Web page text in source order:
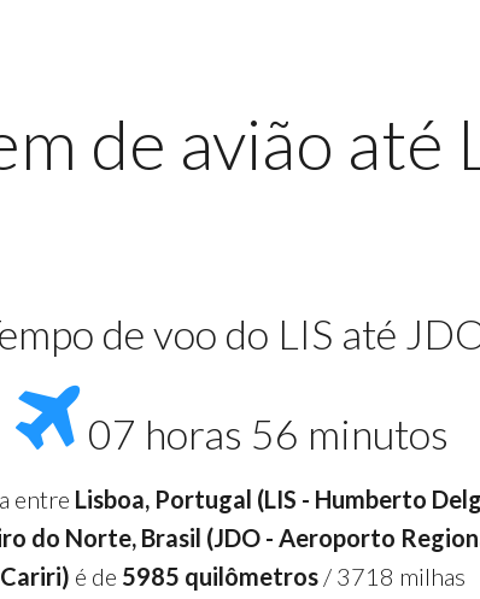
de avião até
de voo do LIS até
07 horas 56 minutos
entre Lisboa, Portugal (LIS - Humberto
do Norte, Brasil (JDO - Aeroporto
Cariri) é de 5985 quilômetros/ 3718 milhas